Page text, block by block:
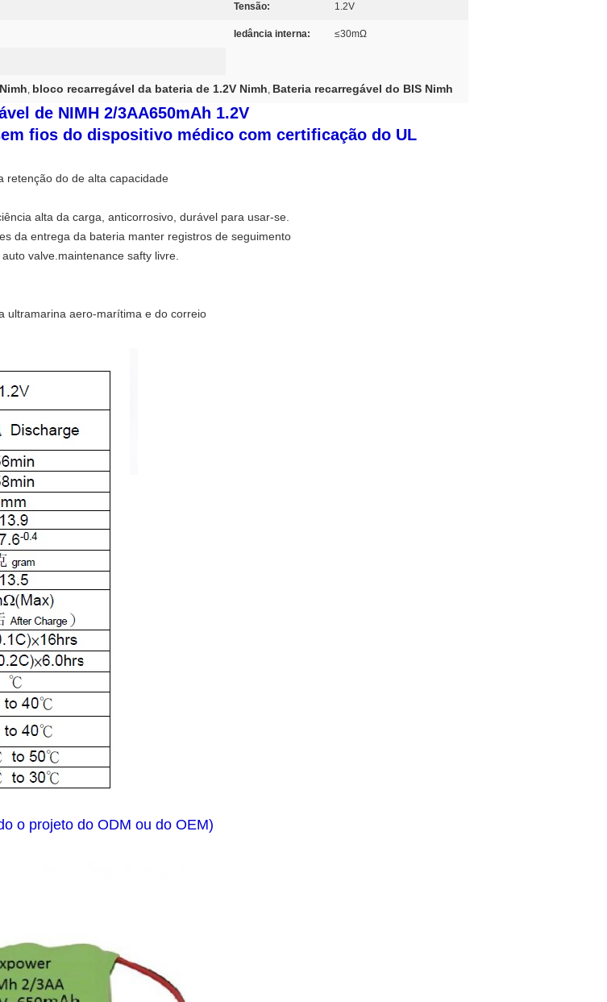
Tensão: 1.2V
Iedância interna: ≤30mΩ
, bloco recarregável da bateria de 1.2V Nimh, Bateria recarregável do BIS Nimh
de NIMH 2/3AA650mAh 1.2V
fios do dispositivo médico com certificação do UL
retenção do de alta capacidade
alta da carga, anticorrosivo, durável para usar-se.
da entrega da bateria manter registros de seguimento
valve.maintenance safty livre.
ultramarina aero-marítima e do correio
o projeto do ODM ou do OEM)